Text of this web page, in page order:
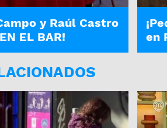
y Raúl Castro
EL BAR!
en